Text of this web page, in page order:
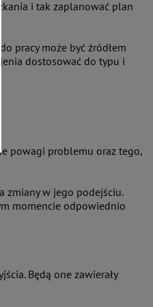
i tak zaplanować plan
pracy może być źródłem
dostosować do typu i
powagi problemu oraz tego,
zmiany w jego podejściu.
momencie odpowiednio
Będą one zawierały